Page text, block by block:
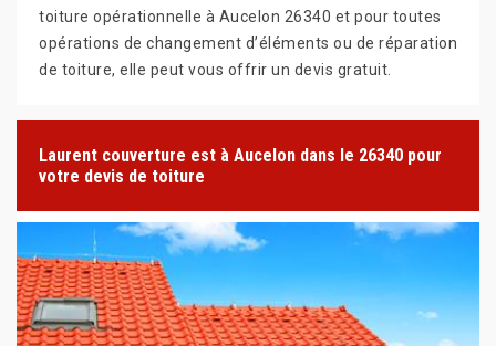
toiture opérationnelle à Aucelon 26340 et pour toutes
opérations de changement d’éléments ou de réparation
de toiture, elle peut vous offrir un devis gratuit.
Laurent couverture est à Aucelon dans le 26340 pour
votre devis de toiture